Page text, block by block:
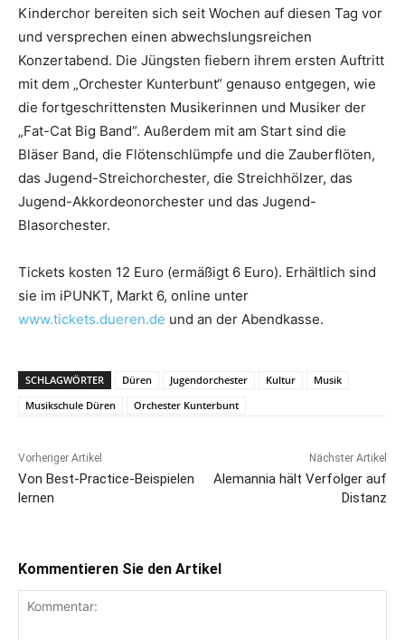
Kinderchor bereiten sich seit Wochen auf diesen Tag vor
und versprechen einen abwechslungsreichen
Konzertabend. Die Jüngsten fiebern ihrem ersten Auftritt
mit dem „Orchester Kunterbunt“ genauso entgegen, wie
die fortgeschrittensten Musikerinnen und Musiker der
„Fat-Cat Big Band“. Außerdem mit am Start sind die
Bläser Band, die Flötenschlümpfe und die Zauberflöten,
das Jugend-Streichorchester, die Streichhölzer, das
Jugend-Akkordeonorchester und das Jugend-
Blasorchester.
Tickets kosten 12 Euro (ermäßigt 6 Euro). Erhältlich sind
sie im iPUNKT, Markt 6, online unter
www.tickets.dueren.de und an der Abendkasse.
SCHLAGWÖRTER Düren Jugendorchester Kultur
Musik
Musikschule Düren
Orchester Kunterbunt
Vorheriger Artikel
Von Best-Practice-Beispielen
lernen
Nächster Artikel
Alemannia hält Verfolger auf
Distanz
Kommentieren Sie den Artikel